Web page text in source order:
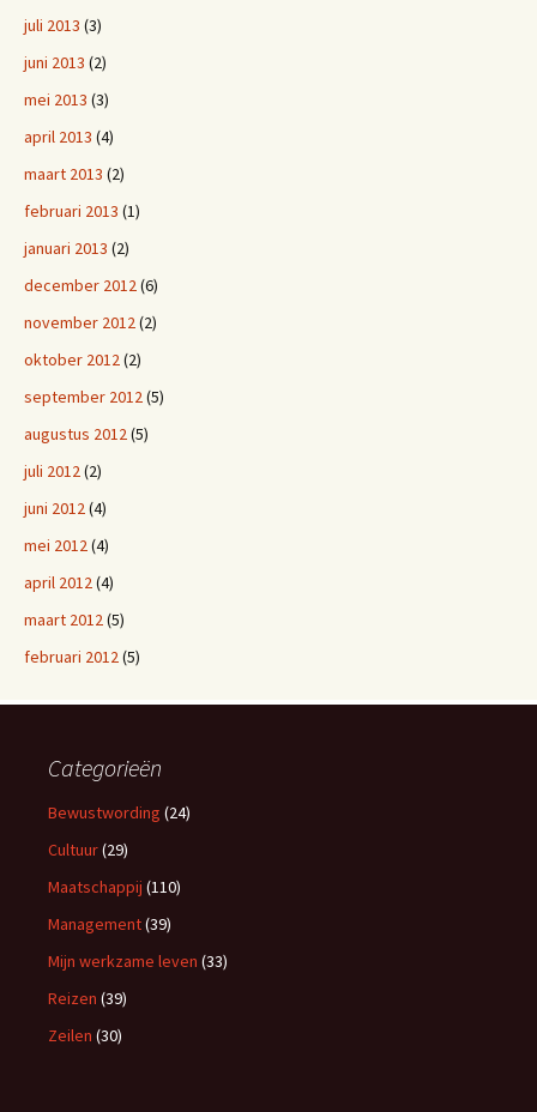
juli 2013 (3)
juni 2013 (2)
mei 2013 (3)
april 2013 (4)
maart 2013 (2)
februari 2013 (1)
januari 2013 (2)
december 2012(6)
november 2012(2)
oktober 2012(2)
september 2012(5)
augustus 2012(5)
juli 2012(2)
juni 2012(4)
mei 2012(4)
april 2012(4)
maart 2012(5)
februari 2012(5)
Categorieën
Bewustwording (24)
Cultuur(29)
Maatschappij (110)
Management(39)
Mijn werkzame leven (33)
Reizen (39)
Zeilen (30)